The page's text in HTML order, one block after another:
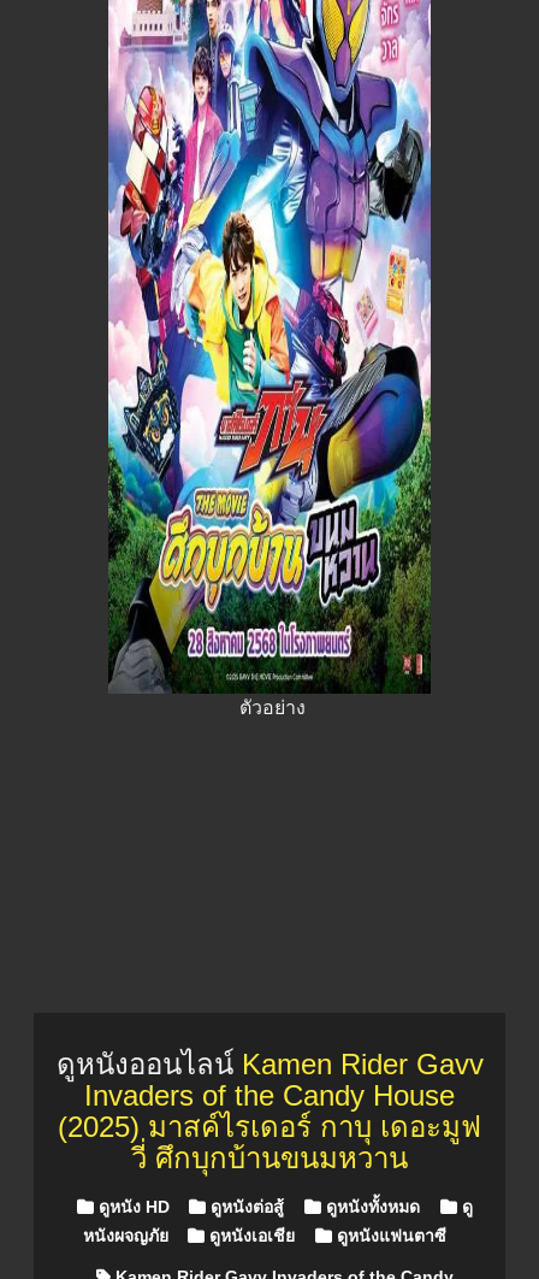
ตัวอย่าง
ดูหนังออนไลน์ Kamen Rider Gavv
Invaders of the Candy House
(2025) มาสค์ไรเดอร์ กาบุ เดอะมูฟ
วี่ ศึกบุกบ้านขนมหวาน
Posted in
ดูหนัง HD ดูหนังต่อสู้ ดูหนังทั้งหมด
ดู
หนังผจญภัย
ดูหนังเอเชีย ดูหนังแฟนตาซี